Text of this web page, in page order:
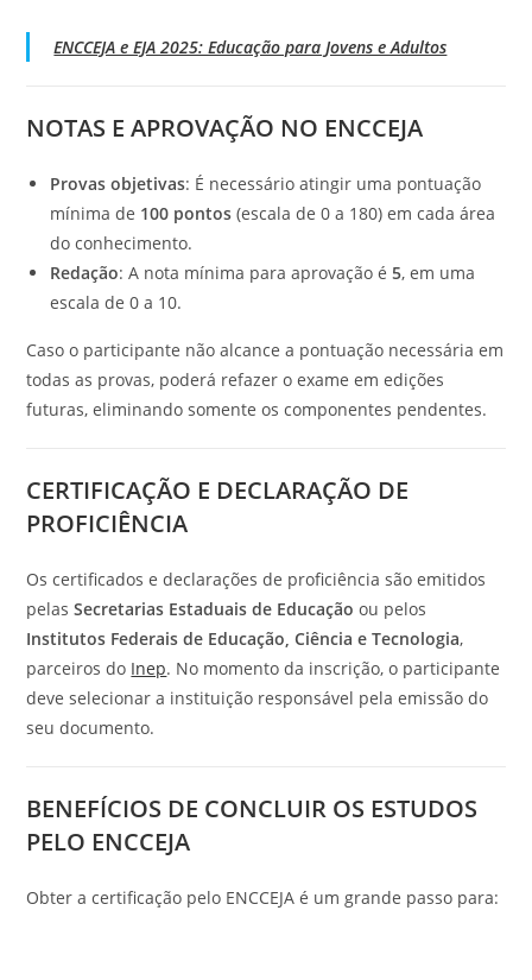
ENCCEJA e EJA 2025: Educação para Jovens e Adultos
NOTAS E APROVAÇÃO NO ENCCEJA
Provas objetivas: É necessário atingir uma pontuação
mínima de 100 pontos (escala de 0 a 180) em cada área
do conhecimento.
Redação: A nota mínima para aprovação é5, em uma
escala de 0 a 10.
Caso o participante não alcance a pontuação necessária em
todas as provas, poderá refazer o exame em edições
futuras, eliminando somente os componentes pendentes.
CERTIFICAÇÃO E DECLARAÇÃO DE
PROFICIÊNCIA
Os certificados e declarações de proficiência são emitidos
pelasSecretarias Estaduais de Educação ou pelos
Institutos Federais de Educação, Ciência e Tecnologia,
parceiros do Inep. No momento da inscrição, o participante
deve selecionar a instituição responsável pela emissão do
seu documento.
BENEFÍCIOS DE CONCLUIR OS ESTUDOS
PELO ENCCEJA
Obter a certificação pelo ENCCEJA é um grande passo para: